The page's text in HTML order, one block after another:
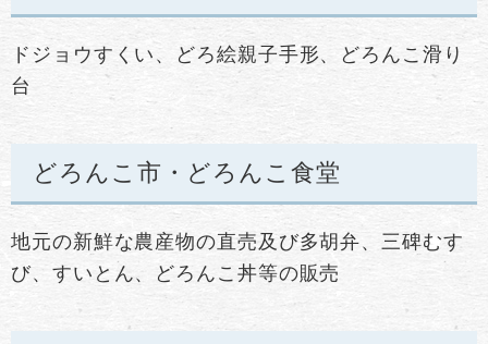
ドジョウすくい、どろ絵親子手形、どろんこ滑り
台
どろんこ市・どろんこ食堂
地元の新鮮な農産物の直売及び多胡弁、三碑むす
び、すいとん、どろんこ丼等の販売